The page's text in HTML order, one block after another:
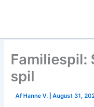
Familiespil:
spil
Af Hanne V. |August 31,